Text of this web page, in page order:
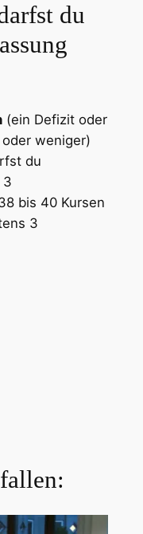
du
(ein Defizit oder
weniger)
du
3
bis 40 Kursen
3